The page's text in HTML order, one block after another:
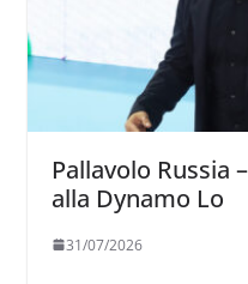
Pallavolo Russia
alla Dynamo Lo
31/07/2026